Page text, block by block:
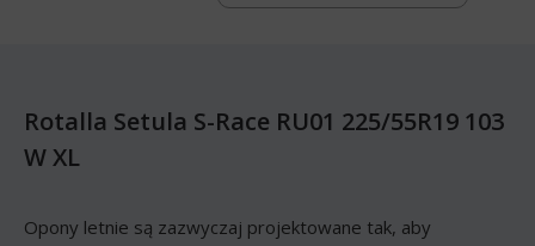
Rotalla Setula S-Race RU01 225/55R19 103
W XL
Opony letnie są zazwyczaj projektowane tak, aby